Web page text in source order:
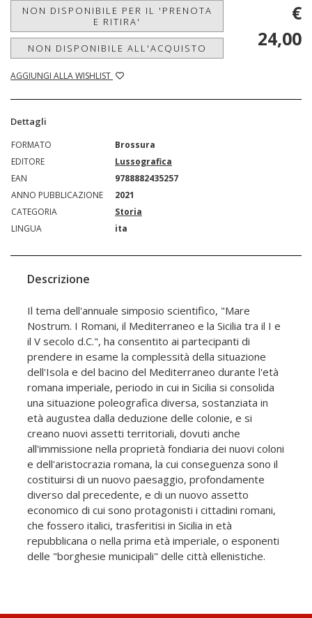
NON DISPONIBILE PER IL 'PRENOTA
E RITIRA'
NON DISPONIBILE ALL'ACQUISTO
AGGIUNGI ALLA WISHLIST
€
24,00
Dettagli
FORMATO
Brossura
EDITORE
Lussografica
EAN
9788882435257
ANNO PUBBLICAZIONE
2021
CATEGORIA
Storia
LINGUA
ita
Descrizione
Il tema dell'annuale simposio scientifico, "Mare
Nostrum. I Romani, il Mediterraneo e la Sicilia tra il I e
il V secolo d.C.", ha consentito ai partecipanti di
prendere in esame la complessità della situazione
dell'Isola e del bacino del Mediterraneo durante l'età
romana imperiale, periodo in cui in Sicilia si consolida
una situazione poleografica diversa, sostanziata in
età augustea dalla deduzione delle colonie, e si
creano nuovi assetti territoriali, dovuti anche
all'immissione nella proprietà fondiaria dei nuovi coloni
e dell'aristocrazia romana, la cui conseguenza sono il
costituirsi di un nuovo paesaggio, profondamente
diverso dal precedente, e di un nuovo assetto
economico di cui sono protagonisti i cittadini romani,
che fossero italici, trasferitisi in Sicilia in età
repubblicana o nella prima età imperiale, o esponenti
delle "borghesie municipali" delle città ellenistiche.